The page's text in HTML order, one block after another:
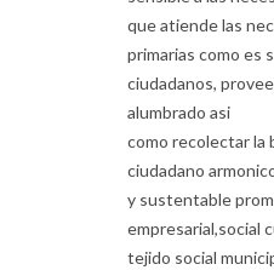
que atiende las
primarias como es
ciudadanos,
alumbrado asi
como recolectar la
ciudadano
y sustentable
empresarial,social
tejido social